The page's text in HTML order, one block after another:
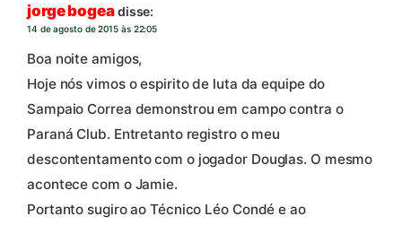
jorge bogeadisse:
14 de agosto de 2015 às 22:05
Boa noite amigos,
Hoje nós vimos o espirito de luta da equipe do
Sampaio Correa demonstrou em campo contra o
Paraná Club. Entretanto registro o meu
descontentamento com o jogador Douglas. O mesmo
acontece com o Jamie.
Portanto sugiro ao Técnico Léo Condé e ao